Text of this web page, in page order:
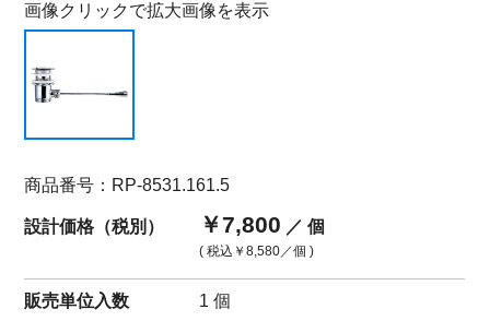
画像クリックで拡大画像を表示
商品番号：RP-8531.161.5
設計価格（税別） ￥7,800 ／ 個
( 税込 ￥8,580／個 )
販売単位入数 1 個